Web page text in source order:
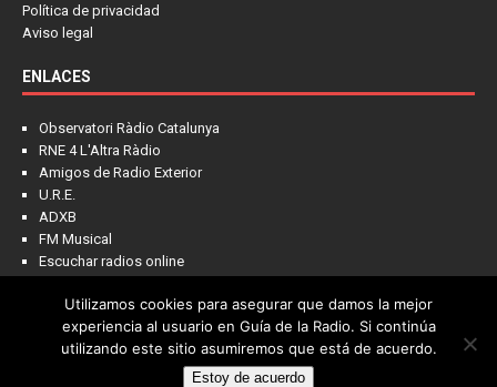
Política de privacidad
Aviso legal
ENLACES
Observatori Ràdio Catalunya
RNE 4 L'Altra Ràdio
Amigos de Radio Exterior
U.R.E.
ADXB
FM Musical
Escuchar radios online
Utilizamos cookies para asegurar que damos la mejor
experiencia al usuario en Guía de la Radio. Si continúa
utilizando este sitio asumiremos que está de acuerdo.
Estoy de acuerdo